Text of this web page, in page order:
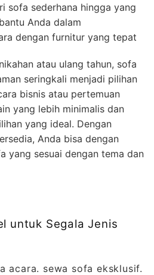
sofa sederhana hingga yang
Anda dalam
dengan furnitur yang tepat
atau ulang tahun, sofa
seringkali menjadi pilihan
bisnis atau pertemuan
yang lebih minimalis dan
yang ideal. Dengan
Anda bisa dengan
yang sesuai dengan tema dan
untuk Segala Jenis
acara. sewa sofa eksklusif.